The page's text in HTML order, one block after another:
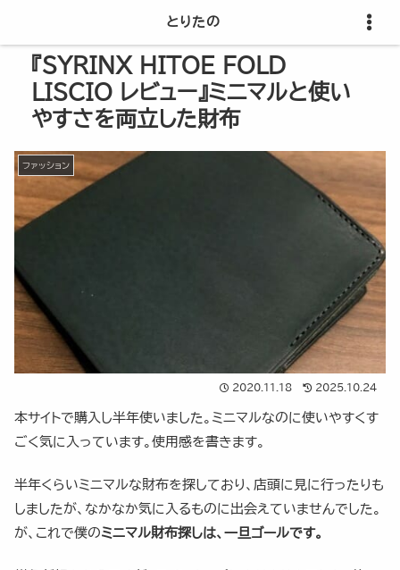
『SYRINX HITOE FOLD
LISCIO レビュー』ミニマルと使い
やすさを両立した財布
ファッション
2020.11.18 2025.10.24
本サイトで購入し半年使いました。ミニマルなのに使いやすくす
ごく気に入っています。使用感を書きます。
半年くらいミニマルな財布を探しており、店頭に見に行ったりも
しましたが、なかなか気に入るものに出会えていませんでした。
が、これで僕のミニマル財布探しは、一旦ゴールです。
とりたの